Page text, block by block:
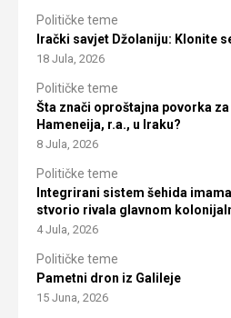
Političke teme
Irački savjet Džolaniju: Klonite
18 Jula, 2026
Političke teme
Šta znači oproštajna povorka
Hameneija, r.a., u Iraku?
8 Jula, 2026
Političke teme
Integrirani sistem šehida
stvorio rivala glavnom
4 Jula, 2026
Političke teme
Pametni dron iz Galileje
15 Juna, 2026